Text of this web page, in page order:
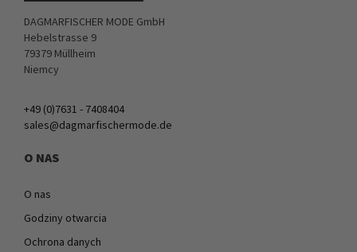
DAGMARFISCHER MODE GmbH
Hebelstrasse 9
79379 Müllheim
Niemcy
+49 (0)7631 - 7408404
sales@dagmarfischermode.de
O NAS
O nas
Godziny otwarcia
Ochrona danych